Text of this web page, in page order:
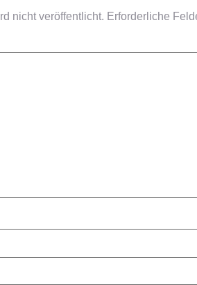
nicht veröffentlicht. Erforderliche